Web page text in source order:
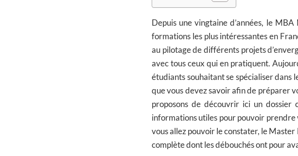
Depuis une vingtaine d’années, le
formations les plus intéressantes en
au pilotage de différents projets
avec tous ceux qui en pratiquent.
étudiants souhaitant se spécialiser
que vous devez savoir afin de préparer
proposons de découvrir ici un dossier
informations utiles pour pouvoir prendre
vous allez pouvoir le constater, le
complète dont les débouchés ont pour